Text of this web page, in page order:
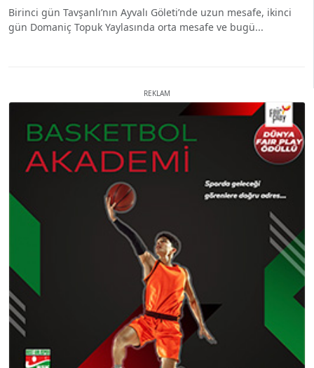
Birinci gün Tavşanlı’nın Ayvalı Göleti’nde uzun mesafe, ikinci
gün Domaniç Topuk Yaylasında orta mesafe ve bugü...
REKLAM